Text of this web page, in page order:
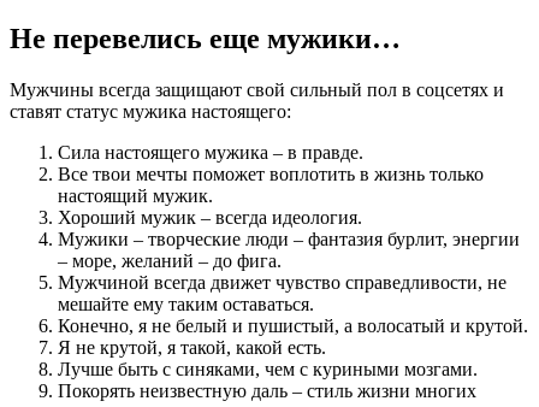
Не перевелись еще мужики…
Мужчины всегда защищают свой сильный пол в соцсетях и
ставят статус мужика настоящего:
Сила настоящего мужика – в правде.
Все твои мечты поможет воплотить в жизнь только
настоящий мужик.
Хороший мужик – всегда идеология.
Мужики – творческие люди – фантазия бурлит, энергии
– море, желаний – до фига.
Мужчиной всегда движет чувство справедливости, не
мешайте ему таким оставаться.
Конечно, я не белый и пушистый, а волосатый и крутой.
Я не крутой, я такой, какой есть.
Лучше быть с синяками, чем с куриными мозгами.
Покорять неизвестную даль – стиль жизни многих